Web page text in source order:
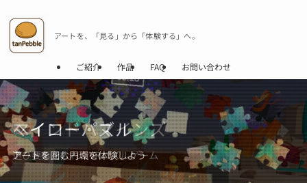
アートを、「見る」から「体験する」へ。
ご紹介 作品 FAQ お問い合わせ
写真展や個展に
自身のアートをパズルにしよう
ヘイローパズル
アートを囲む円環を体験しよう
マインド・マインズ
遊び要素を入れたVRパズルゲーム